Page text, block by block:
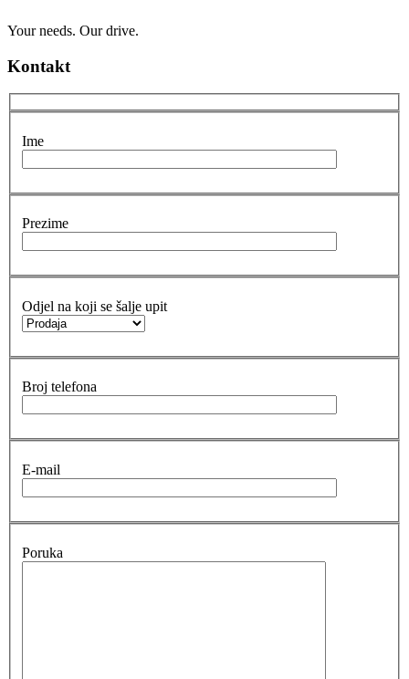
Your needs. Our drive.
Kontakt
Ime
Prezime
Odjel na koji se šalje upit
Broj telefona
E-mail
Poruka